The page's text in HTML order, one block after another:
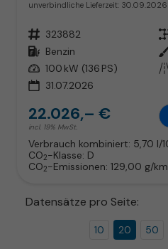
unverbindliche Lieferzeit: 30.09.2026
Fahrzeugnr. 323882
Kraftstoff Benzin
Leistung 100 kW (136 PS)
31.07.2026
22.026,– €
incl. 19% MwSt.
Verbrauch kombiniert: 5,70 l/
CO2-Klasse: D
CO2-Emissionen: 129,00 g/km
Datensätze pro Seite:
10 20 50